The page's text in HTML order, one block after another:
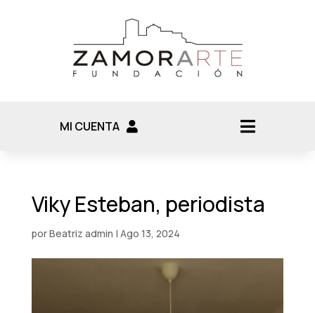
MI CUENTA
Viky Esteban, periodista
porBeatriz admin | Ago 13, 2024